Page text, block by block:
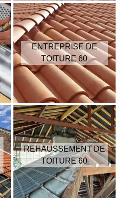
ENTREPRISE DE
TOITURE 60
REHAUSSEMENT DE
TOITURE 60